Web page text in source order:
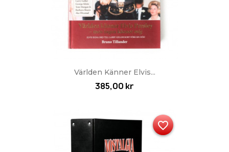
Världen Känner Elvis...
385,00 kr
favorite_border